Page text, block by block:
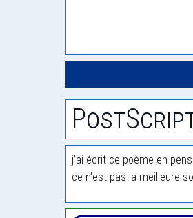
j’ai écrit ce poème en
ce n’est pas la meilleure